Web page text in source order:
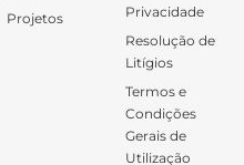
Projetos
Privacidade
Resolução de
Litígios
Termos e
Condições
Gerais de
Utilização